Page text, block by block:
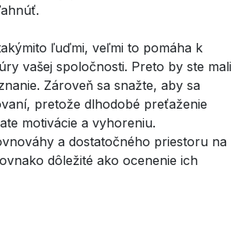
ľuďmi, veľmi to pomáha k
vašej spoločnosti. Preto by ste mali
Zároveň sa snažte, aby sa
pretože dlhodobé preťaženie
motivácie a vyhoreniu.
a dostatočného priestoru na
dôležité ako ocenenie ich